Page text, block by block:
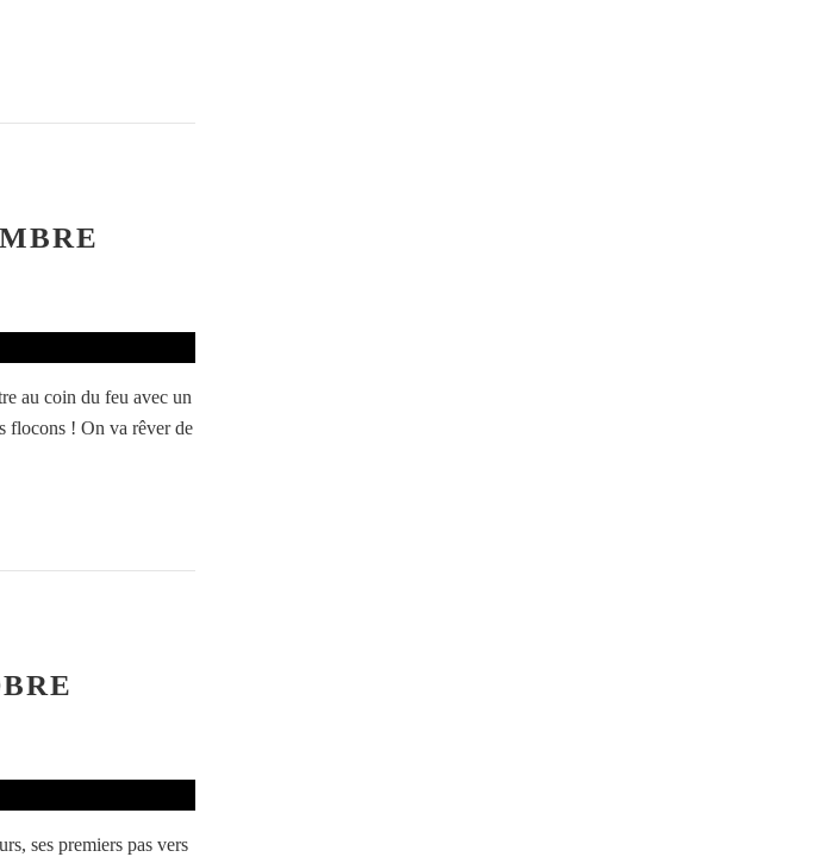
au coin du feu avec un
flocons ! On va rêver de
ses premiers pas vers